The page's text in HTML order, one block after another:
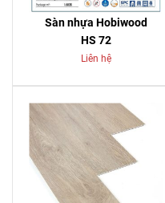
Sàn nhựa Hobiwood
HS 72
Liên hệ